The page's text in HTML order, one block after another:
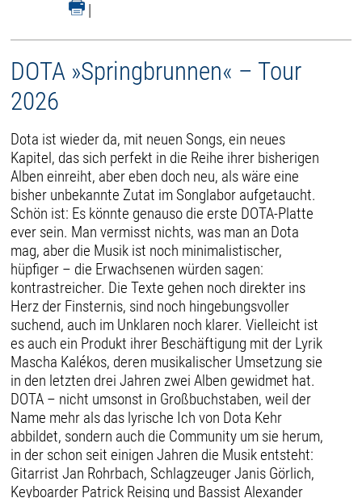
|
DOTA »Springbrunnen« – Tour
2026
Dota ist wieder da, mit neuen Songs, ein neues
Kapitel, das sich perfekt in die Reihe ihrer bisherigen
Alben einreiht, aber eben doch neu, als wäre eine
bisher unbekannte Zutat im Songlabor aufgetaucht.
Schön ist: Es könnte genauso die erste DOTA-Platte
ever sein. Man vermisst nichts, was man an Dota
mag, aber die Musik ist noch minimalistischer,
hüpfiger – die Erwachsenen würden sagen:
kontrastreicher. Die Texte gehen noch direkter ins
Herz der Finsternis, sind noch hingebungsvoller
suchend, auch im Unklaren noch klarer. Vielleicht ist
es auch ein Produkt ihrer Beschäftigung mit der Lyrik
Mascha Kalékos, deren musikalischer Umsetzung sie
in den letzten drei Jahren zwei Alben gewidmet hat.
DOTA – nicht umsonst in Großbuchstaben, weil der
Name mehr als das lyrische Ich von Dota Kehr
abbildet, sondern auch die Community um sie herum,
in der schon seit einigen Jahren die Musik entsteht:
Gitarrist Jan Rohrbach, Schlagzeuger Janis Görlich,
Keyboarder Patrick Reising und Bassist Alexander